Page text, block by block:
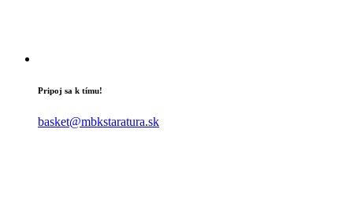
Pripoj sa k tímu!
basket@mbkstaratura.sk